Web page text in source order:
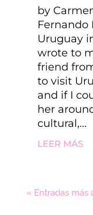
by
Fernando
Uruguay
wrote to
friend
to visit
and if I
her
cultural,...
LEER MÁS
« Entradas más